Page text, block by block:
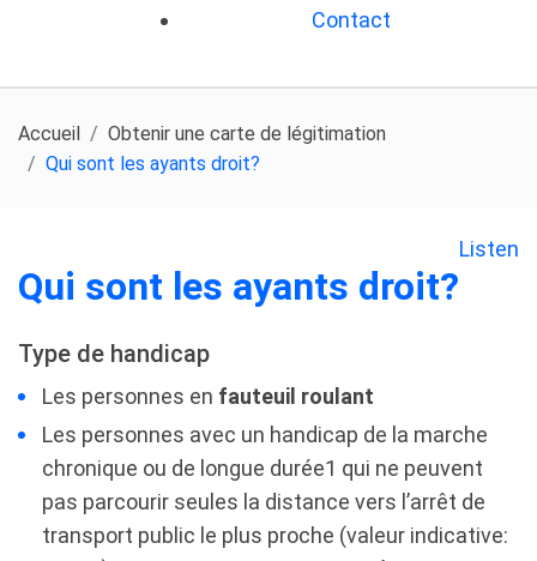
Contact
Accueil
Obtenir une carte de légitimation
Qui sont les ayants droit?
Listen
Qui sont les ayants droit?
Type de handicap
Les personnes en fauteuil roulant
Les personnes avec un handicap de la marche
chronique ou de longue durée1 qui ne peuvent
pas parcourir seules la distance vers l’arrêt de
transport public le plus proche (valeur indicative: